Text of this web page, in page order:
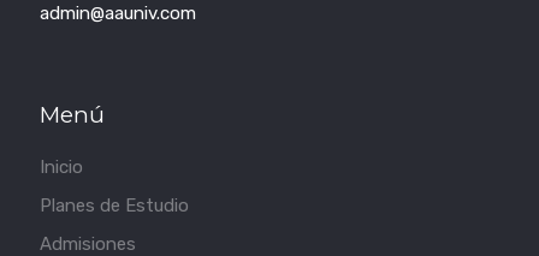
admin@aauniv.com
Menú
Inicio
Planes de Estudio
Admisiones